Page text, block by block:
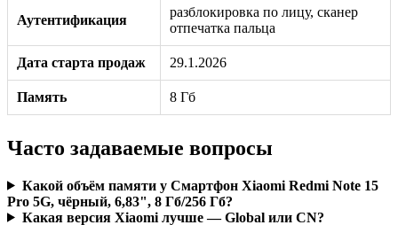
Аутентификация
разблокировка по лицу, сканер
отпечатка пальца
Дата старта продаж 29.1.2026
Память 8 Гб
Часто задаваемые вопросы
Какой объём памяти у Смартфон Xiaomi Redmi Note 15
Pro 5G, чёрный, 6,83", 8 Гб/256 Гб?
Какая версия Xiaomi лучше — Global или CN?